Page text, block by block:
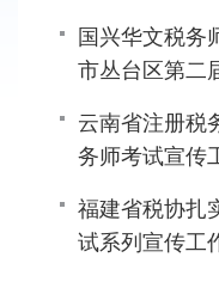
国兴华文税务
市丛台区第二
云南省注册税
务师考试宣传
福建省税协扎
试系列宣传工